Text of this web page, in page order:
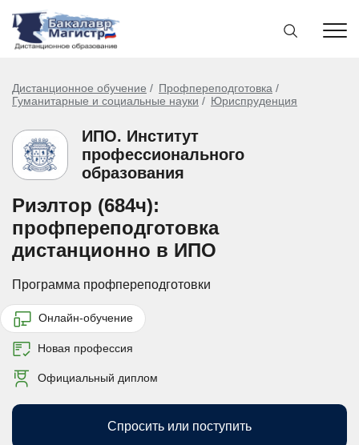
Дистанционное обучение
Профпереподготовка
Гуманитарные и социальные науки
Юриспруденция
ИПО. Институт
профессионального
образования
Риэлтор (684ч):
профпереподготовка
дистанционно в ИПО
Программа профпереподготовки
Онлайн-обучение
Новая профессия
Официальный диплом
Спросить или поступить